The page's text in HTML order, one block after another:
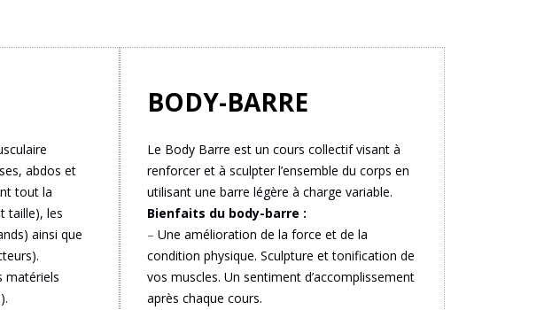
abdos et
tout la
taille), les
ainsi que
matériels
BODY-BARRE
Le Body Barre est un cours collectif visant à
renforcer et à sculpter l’ensemble du corps en
utilisant une barre légère à charge variable.
Bienfaits du body-barre :
– Une amélioration de la force et de la
condition physique. Sculpture et tonification de
vos muscles. Un sentiment d’accomplissement
après chaque cours.